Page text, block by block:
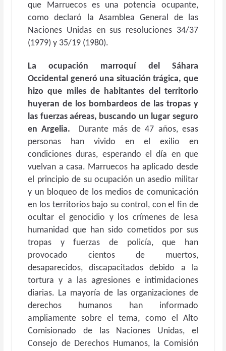
que Marruecos es una potencia ocupante,
como declaró la Asamblea General de las
Naciones Unidas en sus resoluciones 34/37
(1979) y 35/19 (1980).
La ocupación marroquí del Sáhara
Occidental generó una situación trágica, que
hizo que miles de habitantes del territorio
huyeran de los bombardeos de las tropas y
las fuerzas aéreas, buscando un lugar seguro
en Argelia. Durante más de 47 años, esas
personas han vivido en el exilio en
condiciones duras, esperando el día en que
vuelvan a casa. Marruecos ha aplicado desde
el principio de su ocupación un asedio militar
y un bloqueo de los medios de comunicación
en los territorios bajo su control, con el fin de
ocultar el genocidio y los crímenes de lesa
humanidad que han sido cometidos por sus
tropas y fuerzas de policía, que han
provocado cientos de muertos,
desaparecidos, discapacitados debido a la
tortura y a las agresiones e intimidaciones
diarias. La mayoría de las organizaciones de
derechos humanos han informado
ampliamente sobre el tema, como el Alto
Comisionado de las Naciones Unidas, el
Consejo de Derechos Humanos, la Comisión